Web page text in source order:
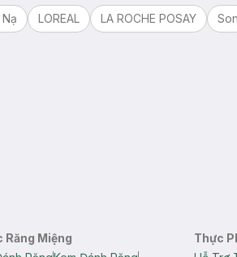
LOREAL LA ROCHE POSAY
Son
Răng Miệng
Thực